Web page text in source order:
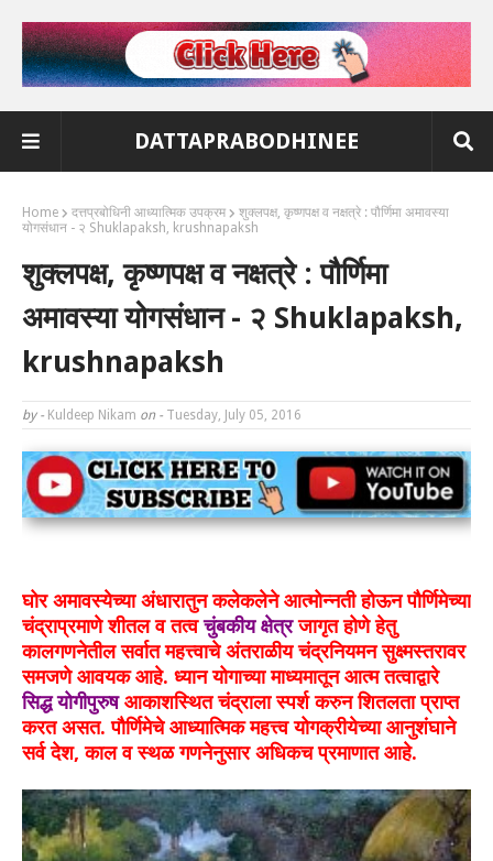
DATTAPRABODHINEE
Home दत्तप्रबोधिनी आध्यात्मिक उपक्रम
शुक्लपक्ष, कृष्णपक्ष व नक्षत्रे : पौर्णिमा अमावस्या
योगसंधान - २ Shuklapaksh, krushnapaksh
शुक्लपक्ष, कृष्णपक्ष व नक्षत्रे : पौर्णिमा
अमावस्या योगसंधान - २ Shuklapaksh,
krushnapaksh
by - Kuldeep Nikam on - Tuesday, July 05, 2016
घोर अमावस्येच्या अंधारातुन कलेकलेने आत्मोन्नती होऊन पौर्णिमेच्या
चंद्राप्रमाणे शीतल व तत्वचुंबकीय क्षेत्रजागृत होणे हेतु
कालगणनेतील सर्वात महत्त्वाचे अंतराळीय चंद्रनियमन सुक्ष्मस्तरावर
समजणे आवयक आहे. ध्यान योगाच्या माध्यमातून आत्म तत्वाद्वारे
सिद्ध योगीपुरुषआकाशस्थित चंद्राला स्पर्श करुन शितलता प्राप्त
करत असत. पौर्णिमेचे आध्यात्मिक महत्त्व योगक्रीयेच्या आनुशंघाने
सर्व देश, काल व स्थळ गणनेनुसार अधिकच प्रमाणात आहे.